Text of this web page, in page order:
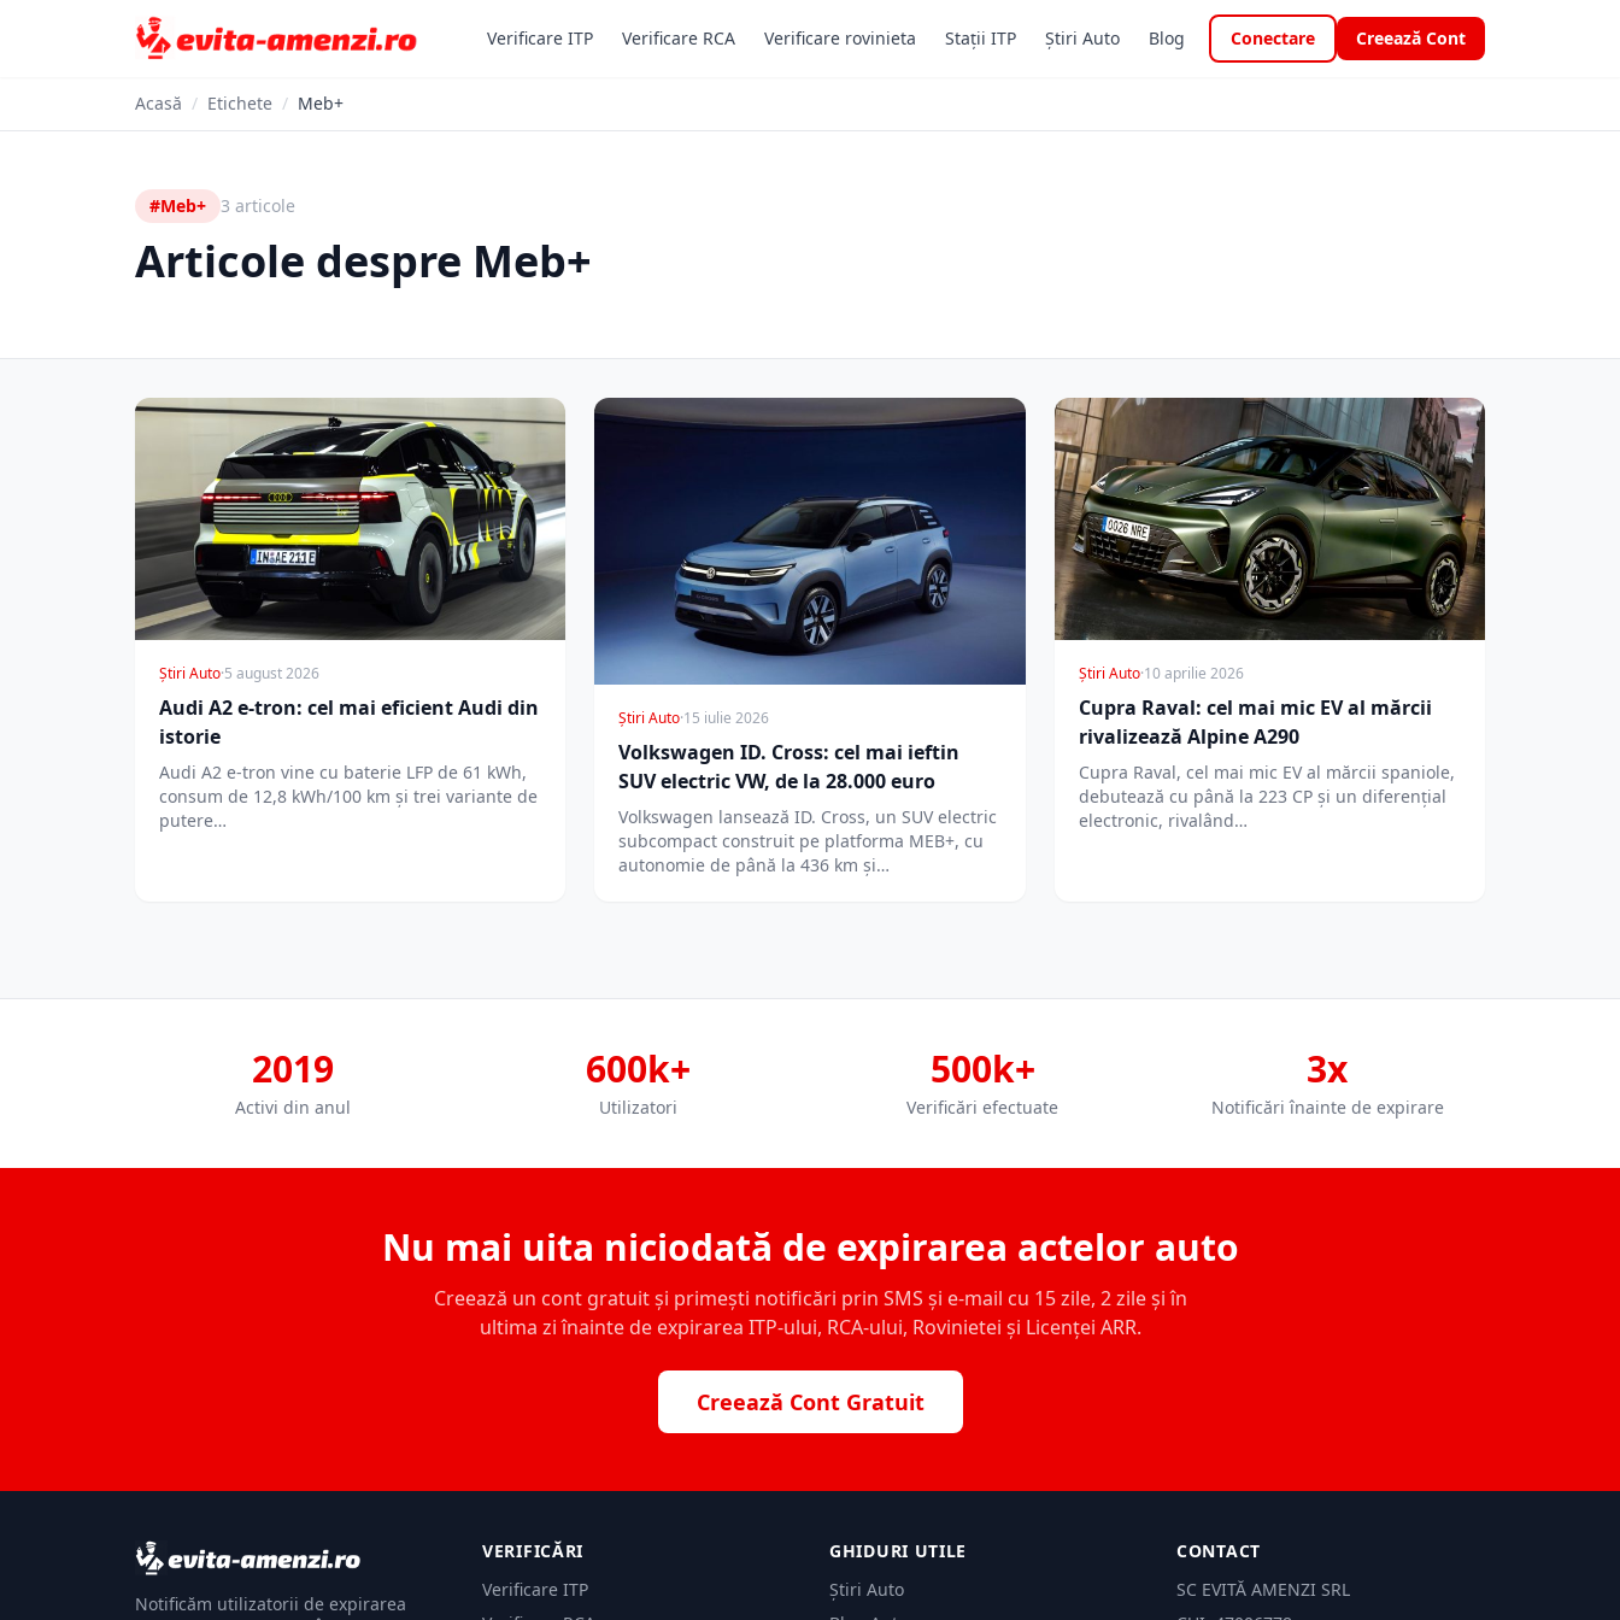
Verificare ITP Verificare RCA Verificare rovinieta Stații ITP Știri Auto Blog Conectare Creează Cont
Acasă / Etichete / Meb+
#Meb+ 3 articole
Articole despre Meb+
Știri Auto·5 august 2026
Audi A2 e-tron: cel mai eficient Audi din
istorie
Audi A2 e-tron vine cu baterie LFP de 61 kWh,
consum de 12,8 kWh/100 km și trei variante de
putere…
Știri Auto·15 iulie 2026
Volkswagen ID. Cross: cel mai ieftin
SUV electric VW, de la 28.000 euro
Volkswagen lansează ID. Cross, un SUV electric
subcompact construit pe platforma MEB+, cu
autonomie de până la 436 km și…
Știri Auto·10 aprilie 2026
Cupra Raval: cel mai mic EV al mărcii
rivalizează Alpine A290
Cupra Raval, cel mai mic EV al mărcii spaniole,
debutează cu până la 223 CP și un diferențial
electronic, rivalând…
2019
Activi din anul
600k+
Utilizatori
500k+
Verificări efectuate
3x
Notificări înainte de expirare
Nu mai uita niciodată de expirarea actelor auto
Creează un cont gratuit și primești notificări prin SMS și e-mail cu 15 zile, 2 zile și în
ultima zi înainte de expirarea ITP-ului, RCA-ului, Rovinietei și Licenței ARR.
Creează Cont Gratuit
Notificăm utilizatorii de expirarea
VERIFICĂRI
Verificare ITP
GHIDURI UTILE
Știri Auto
CONTACT
SC EVITĂ AMENZI SRL